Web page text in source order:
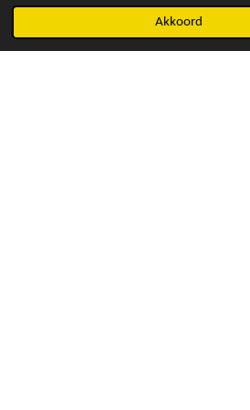
Akkoord
© 2018 MayB Crea
Facebook